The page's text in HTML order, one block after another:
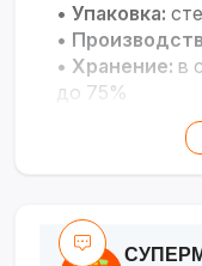
• Упаковка:
•
• Хранение: в
до 75%